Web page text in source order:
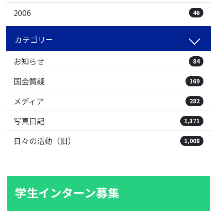
2006 46
カテゴリー
お知らせ
84
国会質疑 169
メディア 282
写真日記 1,371
日々の活動（旧） 1,008
学生インターン募集